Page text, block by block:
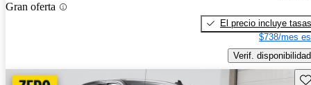
Gran oferta
El precio incluye tasas
$738/mes
Verif. disponibilidad